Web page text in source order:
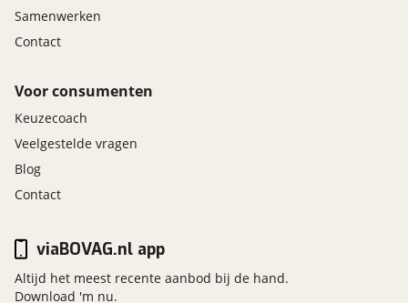
Samenwerken
Contact
Voor consumenten
Keuzecoach
Veelgestelde vragen
Blog
Contact
viaBOVAG.nl app
Altijd het meest recente aanbod bij de hand.
Download 'm nu.